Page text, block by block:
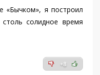
«Бычком», я построил
солидное время
+8